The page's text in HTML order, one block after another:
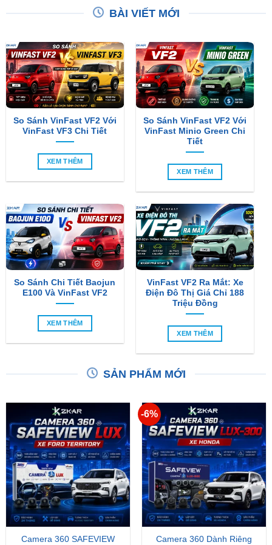
BÀI VIẾT MỚI
So Sánh VinFast VF2 Với
VinFast VF3 Chi Tiết
XEM THÊM
So Sánh VinFast VF2 Với
VinFast Minio Green Chi
Tiết
XEM THÊM
So Sánh Chi Tiết Baojun
E100 Và VinFast VF2
XEM THÊM
VinFast VF2 Ra Mắt: Xe
Điện Đô Thị Giá Chỉ 188
Triệu Đồng
XEM THÊM
SẢN PHẨM MỚI
Camera 360 SAFEVIEW
-6%
Camera 360 Dành Riêng